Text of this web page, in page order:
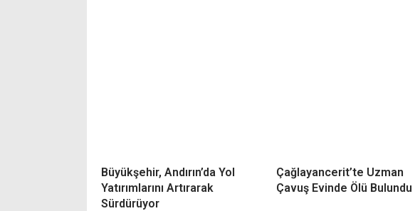
Büyükşehir, Andırın’da Yol
Yatırımlarını Artırarak
Sürdürüyor
Çağlayancerit’te Uzman
Çavuş Evinde Ölü Bulundu